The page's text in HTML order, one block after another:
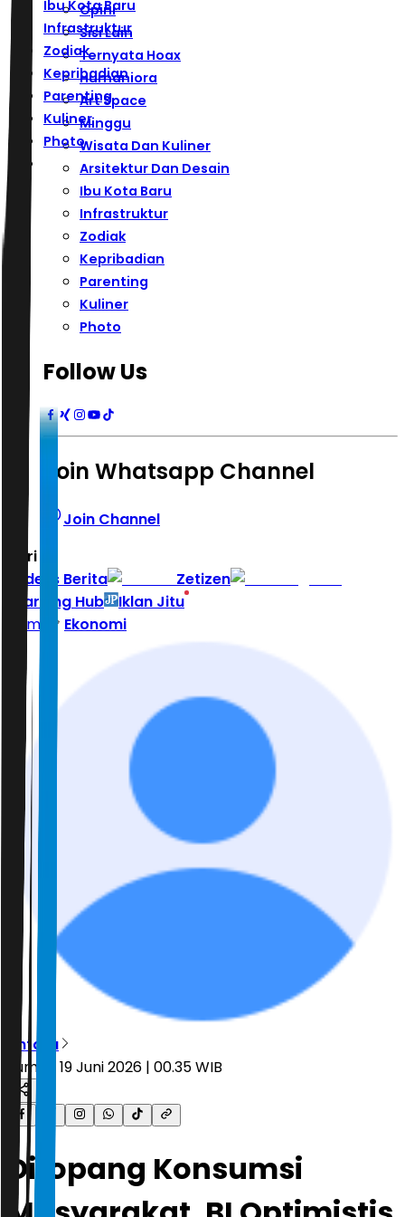
Ibu Kota Baru
Infrastruktur
Zodiak
Kepribadian
Parenting
Kuliner
Photo
Opini
Sisi Lain
Ternyata Hoax
Humaniora
Art Space
Minggu
Wisata Dan Kuliner
Arsitektur Dan Desain
Ibu Kota Baru
Infrastruktur
Zodiak
Kepribadian
Parenting
Kuliner
Photo
Follow Us
Join Whatsapp Channel
Join Channel
Hari ini
Indeks Berita
Zetizen
Learning Hub
Iklan Jitu
Home
Ekonomi
Antara
Jumat, 19 Juni 2026 | 00.35 WIB
Ditopang Konsumsi